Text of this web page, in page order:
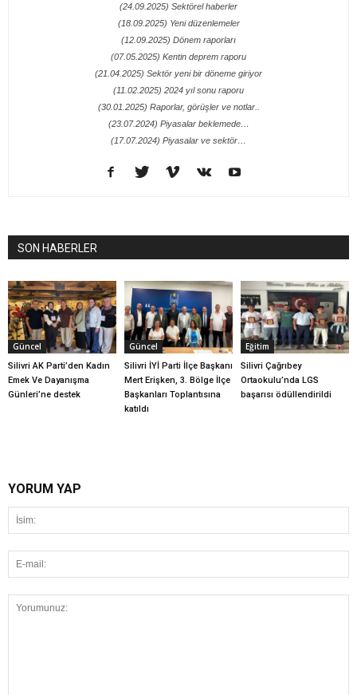
(24.09.2025) Sektörel haberler
(18.09.2025) Yeni düzenlemeler
(12.09.2025) Dönem raporları
(07.05.2025) Kentin deprem raporu
(21.04.2025) Sektör yeni bir döneme giriyor
(11.02.2025) 2024 yıl sonu raporu
(30.01.2025) Raporlar, görüşler ve notlar..
(23.07.2024) Piyasalar beklemede…
(17.07.2024) Piyasalar ve sektör…
SON HABERLER
Güncel
Silivri AK Parti’den Kadın
Emek Ve Dayanışma
Günleri’ne destek
Güncel
Silivri İYİ Parti İlçe Başkanı
Mert Erişken, 3. Bölge İlçe
Başkanları Toplantısına
katıldı
Eğitim
Silivri Çağrıbey
Ortaokulu’nda LGS
başarısı ödüllendirildi
YORUM YAP